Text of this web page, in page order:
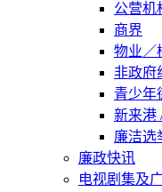
公营机
商界
物业／
非政府
青少年
新来港
廉洁选
廉政快讯
电视剧集及